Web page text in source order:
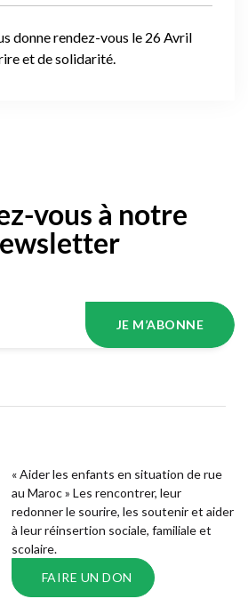
donne rendez-vous le 26 Avril
et de solidarité.
vous à notre
JE M’ABONNE
« Aider les enfants en situation de rue
au Maroc » Les rencontrer, leur
redonner le sourire, les soutenir et aider
à leur réinsertion sociale, familiale et
scolaire.
FAIRE UN DON